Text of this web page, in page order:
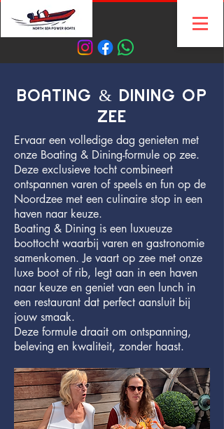
BOATING & DINING OP
ZEE
Ervaar een volledige dag genieten met
onze Boating & Dining-formule op zee.
Deze exclusieve tocht combineert
ontspannen varen of speels en fun op de
Noordzee met een culinaire stop in een
haven naar keuze.
Boating & Dining is een luxueuze
boottocht waarbij varen en gastronomie
samenkomen. Je vaart op zee met onze
luxe boot of rib, legt aan in een haven
naar keuze en geniet van een lunch in
een restaurant dat perfect aansluit bij
jouw smaak.
Deze formule draait om ontspanning,
beleving en kwaliteit, zonder haast.